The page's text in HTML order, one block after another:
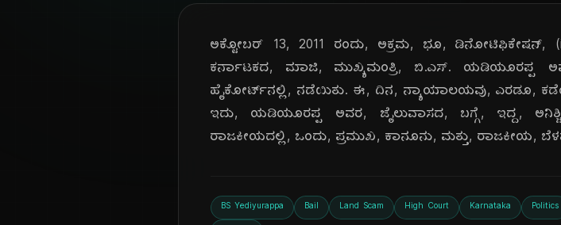
ಅಕ್ಟೋಬರ್ 13, 2011 ರಂದು, ಅಕ್ರಮ, ಭೂ, ಡಿನೋಟಿಫಿಕೇಷನ್,
ಕರ್ನಾಟಕದ, ಮಾಜಿ, ಮುಖ್ಯಮಂತ್ರಿ, ಬಿ.ಎಸ್. ಯಡಿಯೂರಪ್ಪ
ಹೈಕೋರ್ಟ್‌ನಲ್ಲಿ, ನಡೆಯಿತು. ಈ, ದಿನ, ನ್ಯಾಯಾಲಯವು, ಎರಡೂ,
ಇದು, ಯಡಿಯೂರಪ್ಪ ಅವರ, ಜೈಲುವಾಸದ, ಬಗ್ಗೆ, ಇದ್ದ,
ರಾಜಕೀಯದಲ್ಲಿ, ಒಂದು, ಪ್ರಮುಖ, ಕಾನೂನು, ಮತ್ತು, ರಾಜಕೀಯ,
BS Yediyurappa Bail Land Scam High Court Karnataka Politics